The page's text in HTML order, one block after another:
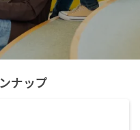
ナップ